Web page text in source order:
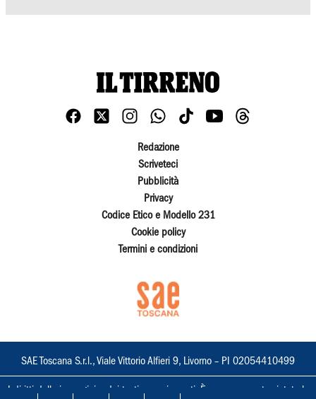
Redazione
Scriveteci
Pubblicità
Privacy
Codice Etico e Modello 231
Cookie policy
Termini e condizioni
SAE Toscana S.r.l., Viale Vittorio Alfieri 9, Livorno – PI 02054410499
I diritti delle immagini e dei testi sono riservati. È espressamente vietata la